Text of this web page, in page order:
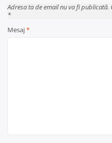
Adresa ta de email nu va fi
*
Mesaj*